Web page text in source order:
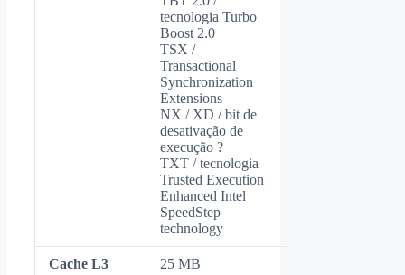
tecnologia Turbo
Boost 2.0
TSX /
Transactional
Synchronization
Extensions
NX / XD / bit de
desativação de
execução ?
TXT / tecnologia
Trusted Execution
Enhanced Intel
SpeedStep
technology
Cache L3 25 MB